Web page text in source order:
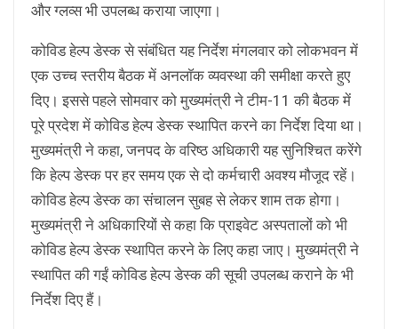
और ग्लव्स भी उपलब्ध कराया जाएगा।
कोविड हेल्प डेस्क से संबंधित यह निर्देश मंगलवार को लोकभवन में
एक उच्च स्तरीय बैठक में अनलाॅक व्यवस्था की समीक्षा करते हुए
दिए। इससे पहले सोमवार को मुख्यमंत्री ने टीम-11 की बैठक में
पूरे प्रदेश में कोविड हेल्प डेस्क स्थापित करने का निर्देश दिया था।
मुख्यमंत्री ने कहा, जनपद के वरिष्ठ अधिकारी यह सुनिश्चित करेंगे
कि हेल्प डेस्क पर हर समय एक से दो कर्मचारी अवश्य मौजूद रहें।
कोविड हेल्प डेस्क का संचालन सुबह से लेकर शाम तक होगा।
मुख्यमंत्री ने अधिकारियों से कहा कि प्राइवेट अस्पतालों को भी
कोविड हेल्प डेस्क स्थापित करने के लिए कहा जाए। मुख्यमंत्री ने
स्थापित की गईं कोविड हेल्प डेस्क की सूची उपलब्ध कराने के भी
निर्देश दिए हैं।